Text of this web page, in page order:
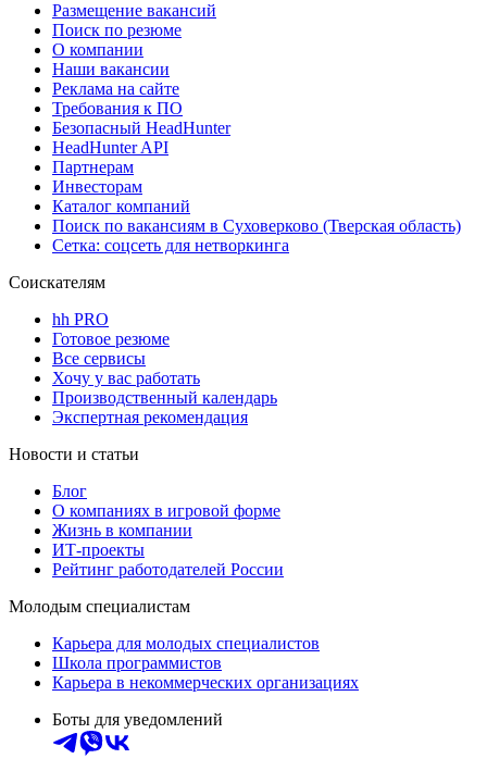
Размещение вакансий
Поиск по резюме
О компании
Наши вакансии
Реклама на сайте
Требования к ПО
Безопасный HeadHunter
HeadHunter API
Партнерам
Инвесторам
Каталог компаний
Поиск по вакансиям в Суховерково (Тверская область)
Сетка: соцсеть для нетворкинга
Соискателям
hh PRO
Готовое резюме
Все сервисы
Хочу у вас работать
Производственный календарь
Экспертная рекомендация
Новости и статьи
Блог
О компаниях в игровой форме
Жизнь в компании
ИТ-проекты
Рейтинг работодателей России
Молодым специалистам
Карьера для молодых специалистов
Школа программистов
Карьера в некоммерческих организациях
Боты для уведомлений